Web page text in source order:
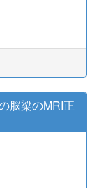
脳梁のMRI正